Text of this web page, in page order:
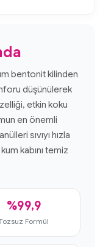
bentonit kilinden
düşünülerek
etkin koku
en önemli
sıvıyı hızla
kabını temiz
%99,9
Formül